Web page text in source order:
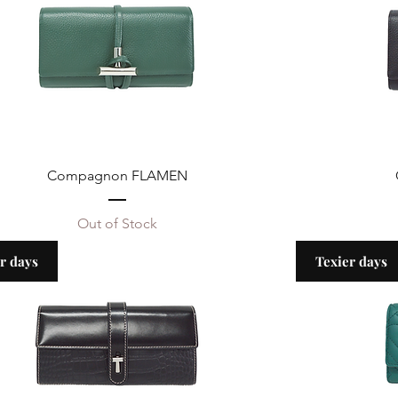
Compagnon FLAMEN
Out of Stock
days Texier days